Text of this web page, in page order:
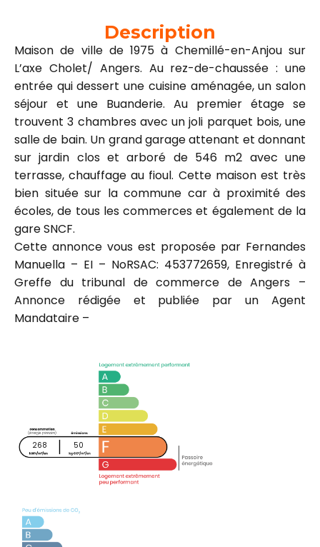
Description
Maison de ville de 1975 à Chemillé-en-Anjou sur
L’axe Cholet/ Angers. Au rez-de-chaussée : une
entrée qui dessert une cuisine aménagée, un salon
séjour et une Buanderie. Au premier étage se
trouvent 3 chambres avec un joli parquet bois, une
salle de bain. Un grand garage attenant et donnant
sur jardin clos et arboré de 546 m2 avec une
terrasse, chauffage au fioul. Cette maison est très
bien située sur la commune car à proximité des
écoles, de tous les commerces et également de la
gare SNCF.
Cette annonce vous est proposée par Fernandes
Manuella – EI – NoRSAC: 453772659, Enregistré à
Greffe du tribunal de commerce de Angers –
Annonce rédigée et publiée par un Agent
Mandataire –
268 50